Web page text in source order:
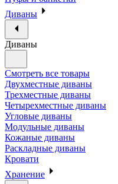
Диваны
Диваны
Смотреть все товары
Двухместные диваны
Трехместные диваны
Четырехместные диваны
Угловые диваны
Модульные диваны
Кожаные диваны
Раскладные диваны
Кровати
Хранение